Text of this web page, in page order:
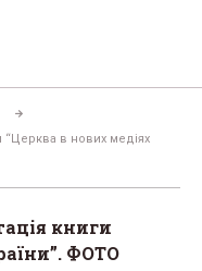
“Церква в нових медіях
книги
ФОТО